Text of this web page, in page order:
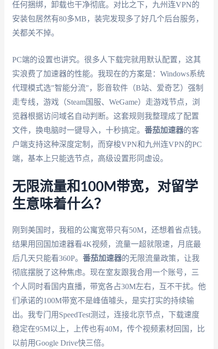
任何捆绑，卸载也干净彻底。对比之下，九州连VPN的
安装包居然有80多MB，装完发现多了好几个后台服务，
关都关不掉。
PC端的设置也讲究。很多人下载完就用默认配置，这其
实浪费了加速器的性能。我现在的方案是：Windows系统
代理模式选"智能分流"，影音软件（B站、爱奇艺）强制
走专线，游戏（Steam国服、WeGame）走游戏节点，浏
览器根据访问域名自动判断。这套规则我整理成了配置
文件，换电脑时一键导入，十秒搞定。 番茄加速器的客
户端支持这种深度定制，而穿梭VPN和九州连VPN的PC
端，基本上只能选节点，高级设置形同虚设。
无限流量和100M带宽，对留学
生意味着什么？
刚到美国时，我租的公寓宽带只有50M，还想着省点钱。
结果用回国加速器看4K视频，流量一超就限速，月底最
后几天只能看360P。 番茄加速器的无限流量政策，让我
彻底摆脱了这种焦虑。现在室友跟我合用一个账号，三
个人同时看国内直播，带宽各占30M左右，互不干扰。他
们承诺的100M带宽不是峰值噱头，是实打实的持续输
出。我专门用SpeedTest测过，连接北京节点，下载速度
稳定在95M以上，上传也有40M，传个视频素材回国，比
以前用Google Drive快三倍。